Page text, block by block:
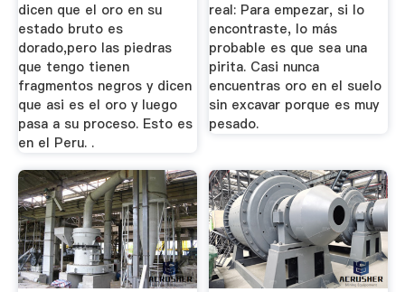
dicen que el oro en su
estado bruto es
dorado,pero las piedras
que tengo tienen
fragmentos negros y dicen
que asi es el oro y luego
pasa a su proceso. Esto es
en el Peru. .
real: Para empezar, si lo
encontraste, lo más
probable es que sea una
pirita. Casi nunca
encuentras oro en el suelo
sin excavar porque es muy
pesado.